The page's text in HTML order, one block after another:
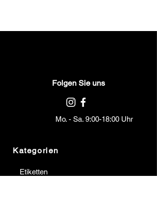
Folgen Sie uns
Mo. - Sa. 9:00-18:00 Uhr
Kategorien
Etiketten